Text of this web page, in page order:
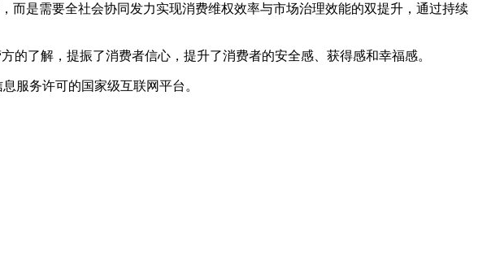
是需要全社会协同发力实现消费维权效率与市场治理效能的双提升，通过持续
了解，提振了消费者信心，提升了消费者的安全感、获得感和幸福感。
务许可的国家级互联网平台。